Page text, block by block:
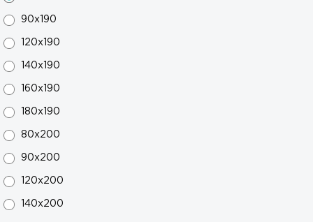
90x190
120x190
140x190
160x190
180x190
80x200
90x200
120x200
140x200